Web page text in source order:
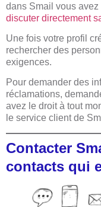
dans Smail vous
discuter directement
Une fois votre profil
rechercher des
exigences.
Pour demander des
réclamations,
avez le droit à tout
le service client de
Contacter
contacts qui